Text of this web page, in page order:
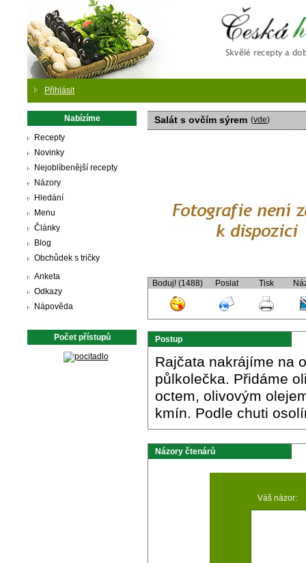
Přihlásit
Nabízíme
Recepty
Novinky
Nejoblíbenější recepty
Názory
Hledání
Menu
Články
Blog
Obchůdek s tričky
Anketa
Odkazy
Nápověda
Počet přístupů
Salát s ovčím sýrem (vde)
Boduj! (1488) Poslat Tisk
Postup
Rajčata nakrájíme na
půlkolečka. Přidáme
octem, olivovým
kmín. Podle chuti
Názory čtenárů
Váš názor: